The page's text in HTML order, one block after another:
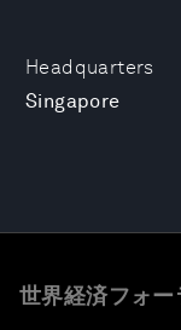
Headquarters
Singapore
世界経済フォ